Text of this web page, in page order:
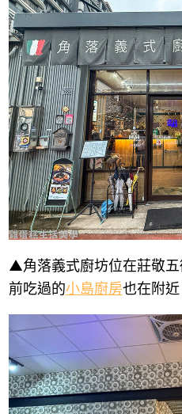
▲角落義式廚坊位在莊敬
前吃過的小島廚房也在附近